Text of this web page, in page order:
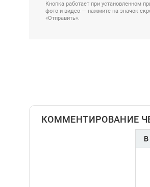
Кнопка работает при установленном
фото и видео — нажмите на значок
«Отправить».
КОММЕНТИРОВАНИЕ